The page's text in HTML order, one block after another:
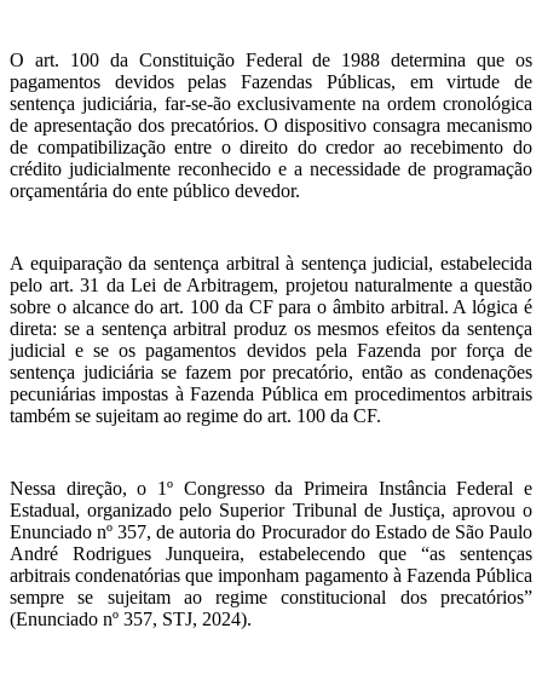
O art. 100 da Constituição Federal de 1988 determina que os
pagamentos devidos pelas Fazendas Públicas, em virtude de
sentença judiciária, far-se-ão exclusivamente na ordem cronológica
de apresentação dos precatórios. O dispositivo consagra mecanismo
de compatibilização entre o direito do credor ao recebimento do
crédito judicialmente reconhecido e a necessidade de programação
orçamentária do ente público devedor.
A equiparação da sentença arbitral à sentença judicial, estabelecida
pelo art. 31 da Lei de Arbitragem, projetou naturalmente a questão
sobre o alcance do art. 100 da CF para o âmbito arbitral. A lógica é
direta: se a sentença arbitral produz os mesmos efeitos da sentença
judicial e se os pagamentos devidos pela Fazenda por força de
sentença judiciária se fazem por precatório, então as condenações
pecuniárias impostas à Fazenda Pública em procedimentos arbitrais
também se sujeitam ao regime do art. 100 da CF.
Nessa direção, o 1º Congresso da Primeira Instância Federal e
Estadual, organizado pelo Superior Tribunal de Justiça, aprovou o
Enunciado nº 357, de autoria do Procurador do Estado de São Paulo
André Rodrigues Junqueira, estabelecendo que “as sentenças
arbitrais condenatórias que imponham pagamento à Fazenda Pública
sempre se sujeitam ao regime constitucional dos precatórios”
(Enunciado nº 357, STJ, 2024).